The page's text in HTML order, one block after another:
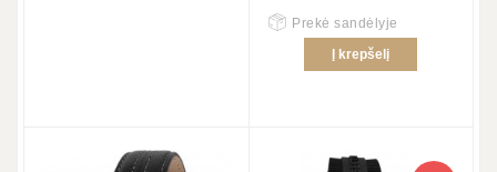
Prekė sandėlyje
Į krepšelį